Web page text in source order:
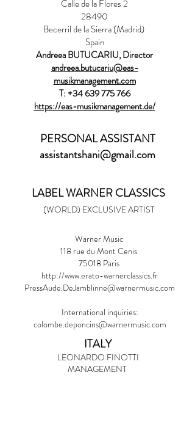
Calle de la Flores 2
28490
Becerril de la Sierra (Madrid)
Spain
Andreea BUTUCARIU, Director
andreea.butucariu@eas-
musikmanagement.com
T:+34 639 775 766
https://eas-musikmanagement.de/
PERSONAL ASSISTANT
assistantshani@gmail.com
LABEL WARNER CLASSICS
(WORLD) EXCLUSIVE ARTIST
Warner Music
118 rue du Mont Cenis
75018 Paris
http://www.erato-warnerclassics.fr
PressAude.DeJamblinne@warnermusic.com
International inquiries:
colombe.deponcins@warnermusic.com
ITALY
​LEONARDO FINOTTI
MANAGEMENT